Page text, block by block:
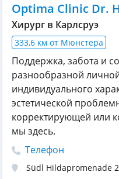
Optima Clinic Dr.
Хирург в Карлсруэ
333,6 км от Мюнстера
Поддержка, забота и
разнообразной
индивидуального
эстетической
корректирующей или
мы здесь.
Телефон
Südl Hildapromenade 2